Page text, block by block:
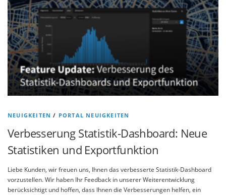
NEUIGKEITEN / PORTAL NEUIGKEITEN
Verbesserung Statistik-Dashboard: Neue
Statistiken und Exportfunktion
Liebe Kunden, wir freuen uns, Ihnen das verbesserte Statistik-Dashboard
vorzustellen. Wir haben Ihr Feedback in unserer Weiterentwicklung
berücksichtigt und hoffen, dass Ihnen die Verbesserungen helfen, ein